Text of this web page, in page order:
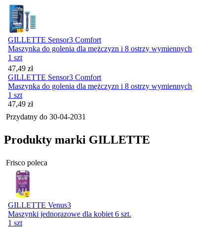
GILLETTE Sensor3 Comfort
Maszynka do golenia dla mężczyzn i 8 ostrzy wymiennych
1 szt
Cena
47,49 zł
GILLETTE Sensor3 Comfort
Maszynka do golenia dla mężczyzn i 8 ostrzy wymiennych
1 szt
Cena
47,49 zł
Przydatny do 30-04-2031
Produkty marki GILLETTE
Frisco poleca
GILLETTE Venus3
Maszynki jednorazowe dla kobiet 6 szt.
1 szt